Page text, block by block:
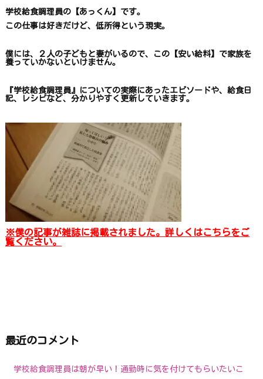
学校給食調理員の【あっくん】です。
この仕事は好きだけど、 低所得という現実。
僕には、２人の子どもと妻がいるので、 この【安い給料】で家族を
養っていかないといけません。
『学校給食調理員』についての実際にあったエピソードや、 給食日
記、レシピなど、 分かりやすく更新していきます。
※僕の記事が雑誌に掲載されました。詳しくはこちらをご
覧ください。
最近のコメント
学校給食調理員は朝が早い！通勤時に気を付けてもらいたいこ